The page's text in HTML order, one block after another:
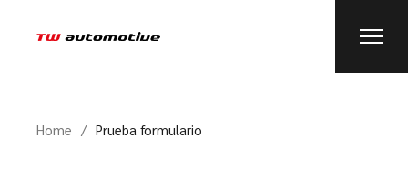
Home Prueba formulario